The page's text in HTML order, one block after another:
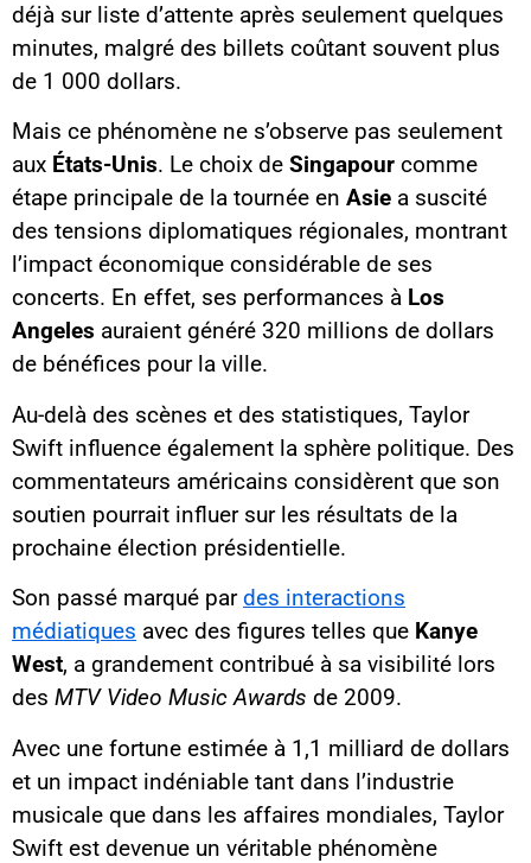
déjà sur liste d’attente après seulement quelques
minutes, malgré des billets coûtant souvent plus
de 1 000 dollars.
Mais ce phénomène ne s’observe pas seulement
aux États-Unis. Le choix de Singapour comme
étape principale de la tournée en Asie a suscité
des tensions diplomatiques régionales, montrant
l’impact économique considérable de ses
concerts. En effet, ses performances à Los
Angeles auraient généré 320 millions de dollars
de bénéfices pour la ville.
Au-delà des scènes et des statistiques, Taylor
Swift influence également la sphère politique. Des
commentateurs américains considèrent que son
soutien pourrait influer sur les résultats de la
prochaine élection présidentielle.
Son passé marqué pardes interactions
médiatiques avec des figures telles que Kanye
West, a grandement contribué à sa visibilité lors
des MTV Video Music Awards de 2009.
Avec une fortune estimée à 1,1 milliard de dollars
et un impact indéniable tant dans l’industrie
musicale que dans les affaires mondiales, Taylor
Swift est devenue un véritable phénomène